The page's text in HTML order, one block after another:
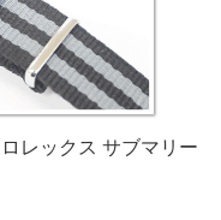
ロレックス サブマリー